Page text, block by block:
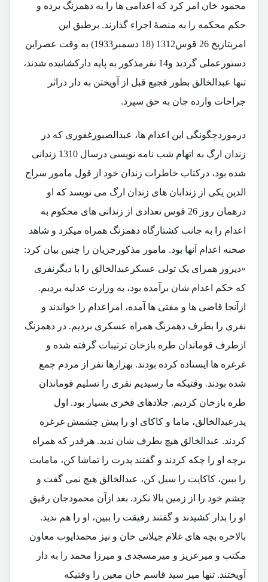
محمود خان امر کرد که اعدامی ها را به دهمزنگ برده و
حکم محکمه را به منصۀ اجراء گذارند. برطبق این
امربتاریخ 26 قوس1312 (18 دسمبر1933) به وقت عصراین
دستورعملی گردید و14 نفرمذکور به پایه دارکشانیده شدند،
تنها عبدالخالق بطور فجیع قبل از آویختن به دار دراثر
جراحات وارده جان به حق سپرد.
درموردچگونگی این اعدام ها، عبدالصبورغفوری که در
زندان ارگ به اتهام شب نامه نویسی درسال 1310 زندانی
شده بود، درکتاب خاطرات زندان خود از قول مامور سراج
الدین یکی از زندابان های زندان ارگ می نویسد که او
درهمان روز 26 قوس تعدادی از زندانی های محکوم به
اعدام را به جانب کشتارگاه دهمزنگ همراه میکرد و شاهد
صحنه اعدام آنها بود. مامور مذکورجریان را چنین بیان کرد:
«دیروز همرای یک تولی عسکرعبدالخالق را با دیگرنفری
که حکم اعدام شان برآمده بود، به وزارت عدلیه بردیم.
ازآنجا قاضی ها و مفتی ها آمده، امراعدام را خواندند و
نفری را بطرف دهمزنگ همراه عسکری بردیم. در دهمزنگ
ازطرف قوماندان طره بازخان ترتیبات گرفته شده و
غرغره ها ایستاده کرده بودند. بهزارها نفر از مردم جمع
شده بودند. وقتیکه ما رسیدیم نفری را تسلیم قوماندان
طره بازخان کردیم. جلادهای فخری بسیار بود. اول
پدرعبدالخالق، ماما و کاکای او را پیش چشمش غرغره
کردند. عبدالخالق هیچ بطرف شان ندید. هرقدر که همراه
برچه او را چکه کردند و گفتند پدرت را تماشا کن، مامایت
را ببین، کاکایت را سیل کن، عبدالخالق هیچ نمی گفت و
چشم خود را از زمین بالا نکرد. بعد ازآن محمودجان رفیق
او را بدار کشیدند و گفتند رفیقت را ببین، او را هم ندید.
بالاخره بچه های غلام جیلانی خان و نیز محمدایوب معاون
مکتب و میرعزیز و میرمسجدی و میرزا محمد را به دار
آویختند. تنها میر سید قاسم خان معین را وقتیکه